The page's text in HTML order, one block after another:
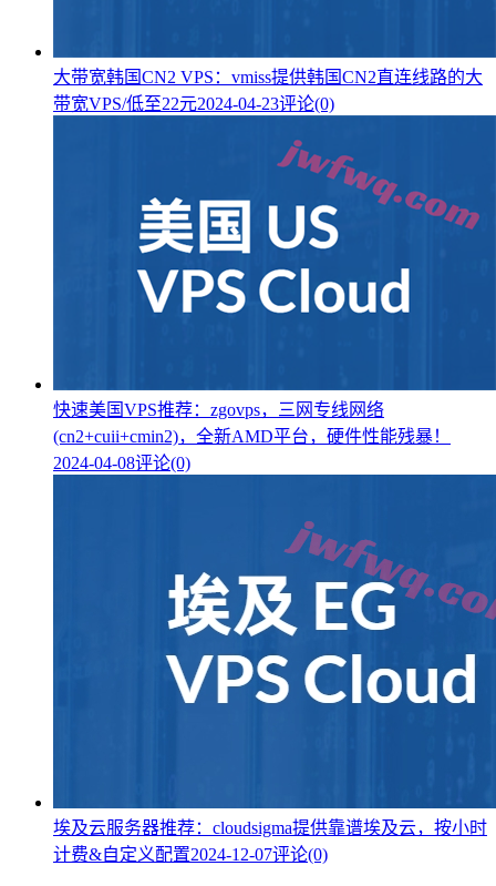
大带宽韩国CN2 VPS：vmiss提供韩国CN2直连线路的大
带宽VPS/低至22元2024-04-23评论(0)
快速美国VPS推荐：zgovps，三网专线网络
(cn2+cuii+cmin2)，全新AMD平台，硬件性能残暴！
2024-04-08评论(0)
埃及云服务器推荐：cloudsigma提供靠谱埃及云，按小时
计费&自定义配置2024-12-07评论(0)